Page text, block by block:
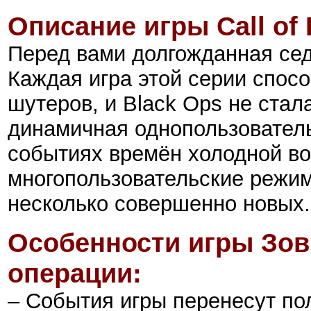
Описание игры Call of
Перед вами долгожданная
Каждая игра этой серии
шутеров, и Black Ops не
динамичная
событиях времён холодной
многопользовательские
несколько совершенно новых.
Особенности игры
операции:
– События игры перенесут